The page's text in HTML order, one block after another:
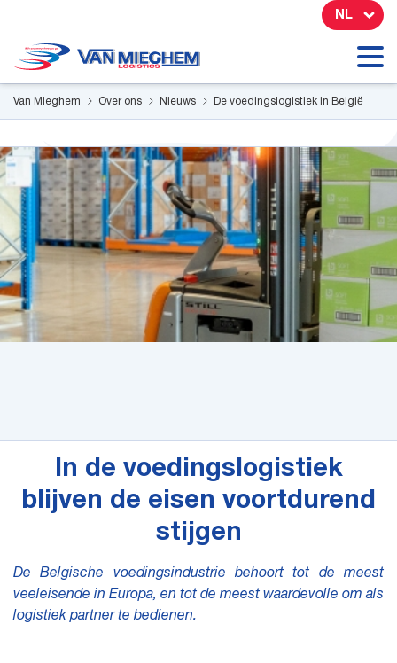
NL
Van Mieghem Over ons Nieuws De voedingslogistiek in België
In de voedingslogistiek
blijven de eisen voortdurend
stijgen
De Belgische voedingsindustrie behoort tot de meest
veeleisende in Europa, en tot de meest waardevolle om als
logistiek partner te bedienen.